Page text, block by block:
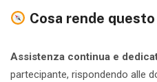
Cosa rende
Assistenza continua e
partecipante, rispondendo alle